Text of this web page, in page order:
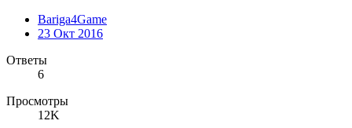
Bariga4Game
23 Окт 2016
Ответы
6
Просмотры
12K